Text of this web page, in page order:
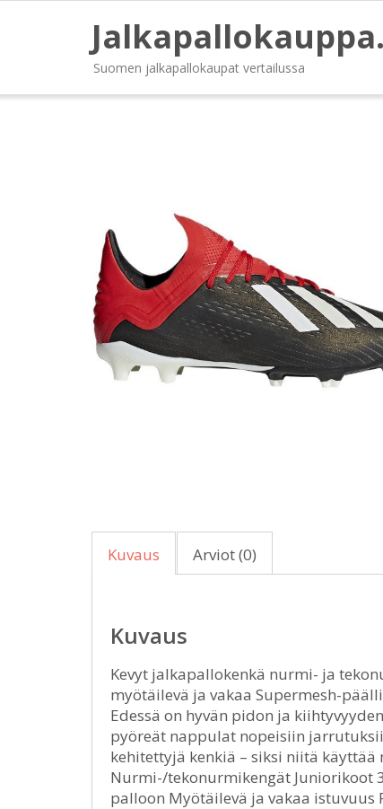
Suomen jalkapallokaupat vertailussa
Kuvaus Arviot (0)
Kuvaus
Kevyt jalkapallokenkä nurmi- ja
myötäilevä ja vakaa Supermesh-
Edessä on hyvän pidon ja
pyöreät nappulat nopeisiin
kehitettyjä kenkiä – siksi niitä käyttää
Nurmi-/tekonurmikengät Juniorikoot
palloon Myötäilevä ja vakaa